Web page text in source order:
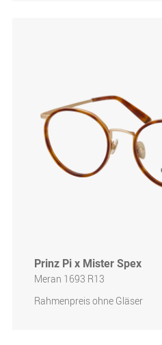
Prinz Pi x Mister Spex
Meran 1693 R13
Rahmenpreis ohne Gläser